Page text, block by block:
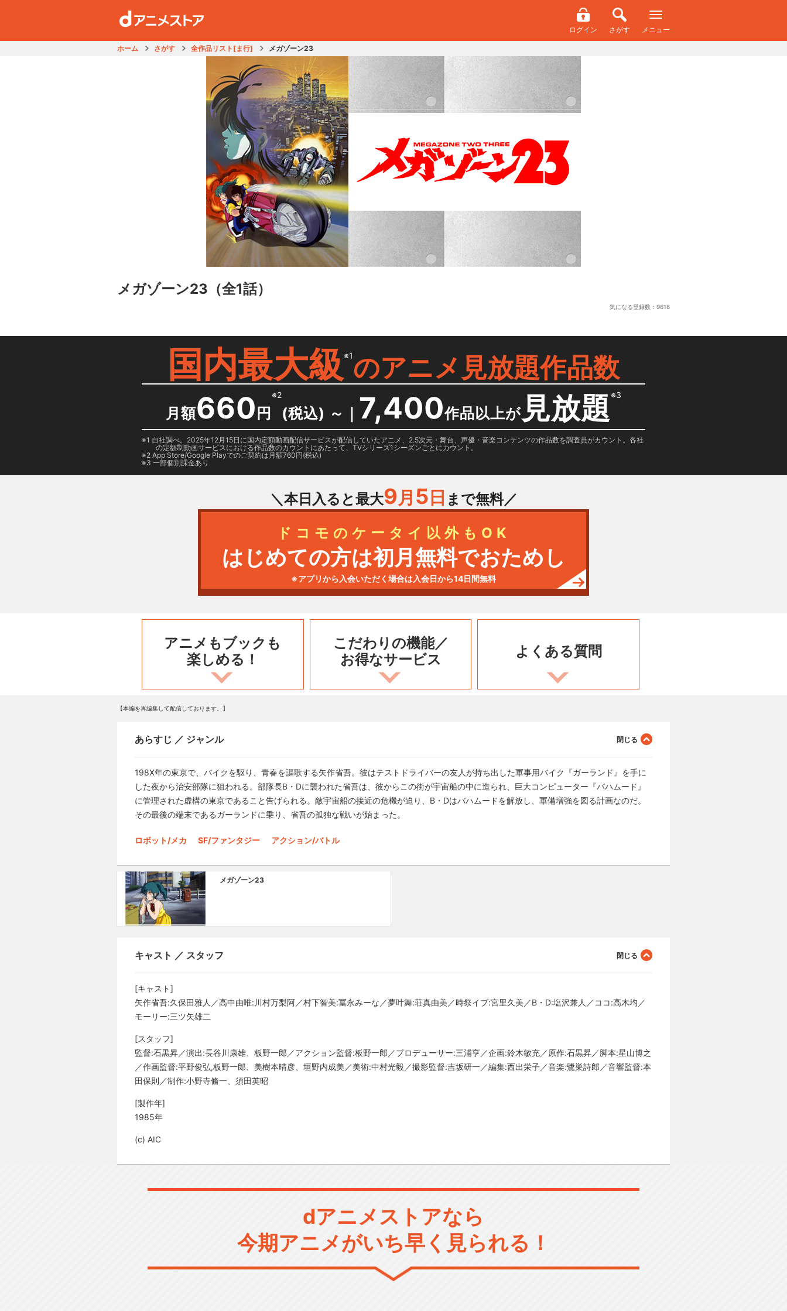
ログイン さがす メニュー
ホーム さがす 全作品リスト[ま行] メガゾーン23
メガゾーン23 （全1話）
気になる登録数： 9616
国内最大級 ※1のアニメ見放題作品数
月額660 円
※2
(税込) ～ ｜ 7,400作品以上が 見放題※3
1 自社調べ。2025年12月15日に国内定額動画配信サービスが配信していたアニメ、2.5次元・舞台、声優・音楽コンテンツの作品数を調査員がカウント。各社
の定額制動画サービスにおける作品数のカウントにあたって、TVシリーズ1シーズンごとにカウント。
2 App Store/Google Playでのご契約は月額760円(税込)
3 一部個別課金あり
＼本日入ると最大9月 5 日 まで無料／
ドコモのケータイ以外もOK
はじめての方は初月無料でおためし
※アプリから入会いただく場合は入会日から14日間無料
アニメもブックも
楽しめる！
こだわりの機能／
お得なサービス
よくある質問
【本編を再編集して配信しております。】
あらすじ ／ ジャンル
198X年の東京で、バイクを駆り、青春を謳歌する矢作省吾。彼はテストドライバーの友人が持ち出した軍事用バイク『ガーランド』を手に
した夜から治安部隊に狙われる。部隊長B・Dに襲われた省吾は、彼からこの街が宇宙船の中に造られ、巨大コンピューター『バハムード』
に管理された虚構の東京であること告げられる。敵宇宙船の接近の危機が迫り、B・Dはバハムードを解放し、軍備増強を図る計画なのだ。
その最後の端末であるガーランドに乗り、省吾の孤独な戦いが始まった。
ロボット/メカ SF/ファンタジー アクション/バトル
メガゾーン23
キャスト ／ スタッフ
[キャスト]
矢作省吾:久保田雅人／高中由唯:川村万梨阿／村下智美:冨永みーな／夢叶舞:荘真由美／時祭イブ:宮里久美／B・D:塩沢兼人／ココ:高木均／
モーリー:三ツ矢雄二
[スタッフ]
監督:石黒昇／演出:長谷川康雄、板野一郎／アクション監督:板野一郎／プロデューサー:三浦亨／企画:鈴木敏充／原作:石黒昇／脚本:星山博之
／作画監督:平野俊弘,板野一郎、美樹本晴彦、垣野内成美／美術:中村光毅／撮影監督:吉坂研一／編集:西出栄子／音楽:鷺巣詩郎／音響監督:本
田保則／制作:小野寺脩一、須田英昭
[製作年]
1985年
(c) AIC
dアニメストアなら
今期アニメがいち早く見られる！